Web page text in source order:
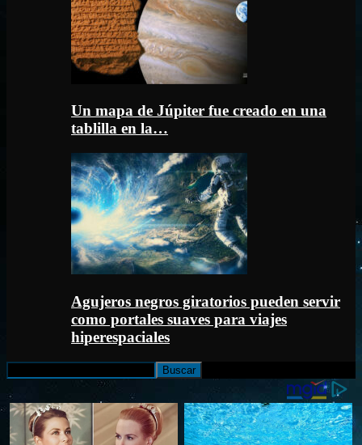
Un mapa de Júpiter fue creado en una
tablilla en la…
Agujeros negros giratorios pueden servir
como portales suaves para viajes
hiperespaciales